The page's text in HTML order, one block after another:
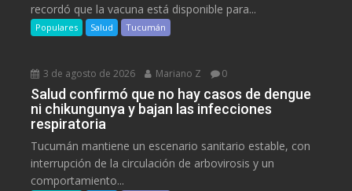
recordó que la vacuna está disponible para...
Populares Salud Tucumán
3 de agosto de 2026 Mariano Z 0
Salud confirmó que no hay casos de dengue
ni chikungunya y bajan las infecciones
respiratoria
Tucumán mantiene un escenario sanitario estable, con
interrupción de la circulación de arbovirosis y un
comportamiento...